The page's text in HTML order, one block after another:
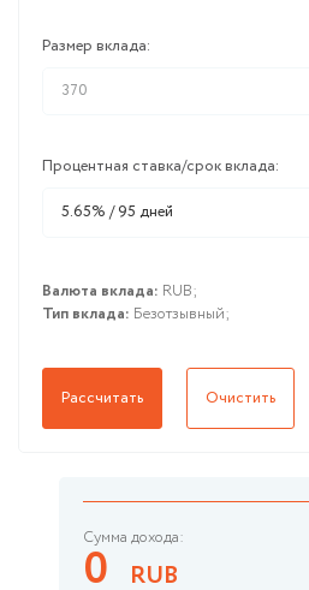
Размер вклада:
Процентная ставка/срок вклада:
5.65% / 95 дней
Валюта вклада: RUB;
Тип вклада: Безотзывный;
Рассчитать Очистить
Сумма дохода:
0 RUB